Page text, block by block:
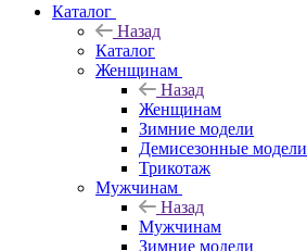
Каталог
Назад
Каталог
Женщинам
Назад
Женщинам
Зимние модели
Демисезонные модели
Трикотаж
Мужчинам
Назад
Мужчинам
Зимние модели